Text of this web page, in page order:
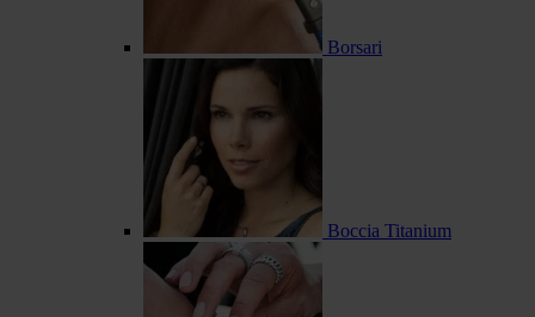
Borsari
Boccia Titanium